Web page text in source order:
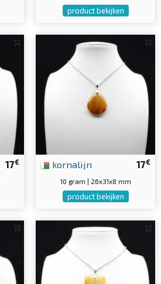
product bekijken
17€ 17€
kornalijn
10 gram | 26x31x8 mm
product bekijken